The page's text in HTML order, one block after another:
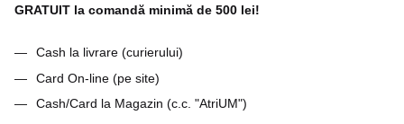
GRATUIT la comandă minimă de 500 lei!
Cash la livrare (curierului)
Card On-line (pe site)
Cash/Card la Magazin (c.c. "AtriUM")